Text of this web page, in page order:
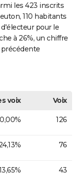
les 423 inscrits
110 habitants
pour le
à 26%, un chiffre
voix
Voix
126
76
43